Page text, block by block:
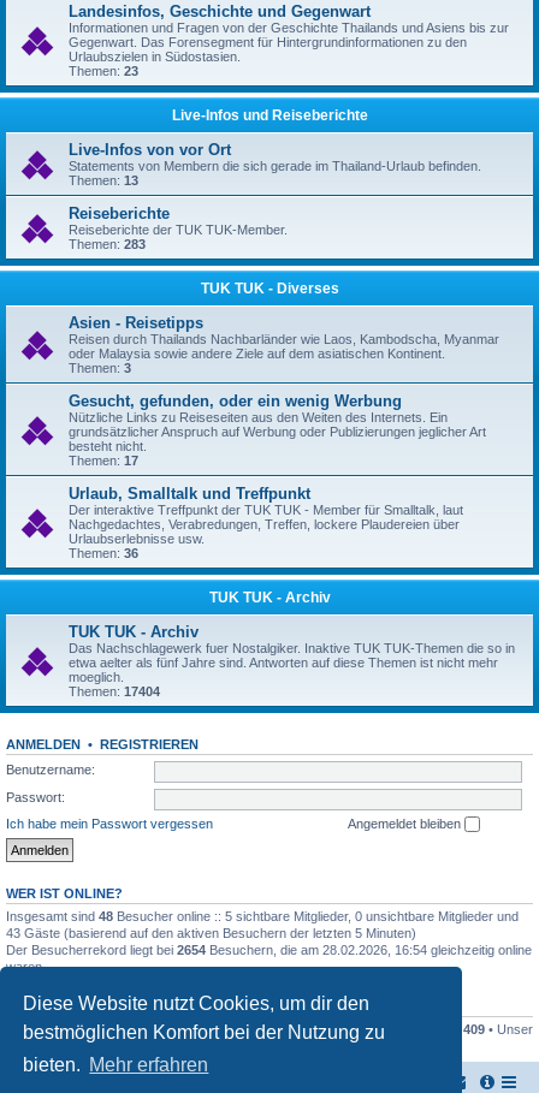
Diese Website nutzt Cookies, um dir den
bestmöglichen Komfort bei der Nutzung zu
bieten. Mehr erfahren
Landesinfos, Geschichte und Gegenwart
Informationen und Fragen von der Geschichte Thailands und Asiens bis zur
Gegenwart. Das Forensegment für Hintergrundinformationen zu den
Urlaubszielen in Südostasien.
Themen: 23
Live-Infos und Reiseberichte
Live-Infos von vor Ort
Statements von Membern die sich gerade im Thailand-Urlaub befinden.
Themen: 13
Reiseberichte
Reiseberichte der TUK TUK-Member.
Themen: 283
TUK TUK - Diverses
Asien - Reisetipps
Reisen durch Thailands Nachbarländer wie Laos, Kambodscha, Myanmar
oder Malaysia sowie andere Ziele auf dem asiatischen Kontinent.
Themen: 3
Gesucht, gefunden, oder ein wenig Werbung
Nützliche Links zu Reiseseiten aus den Weiten des Internets. Ein
grundsätzlicher Anspruch auf Werbung oder Publizierungen jeglicher Art
besteht nicht.
Themen: 17
Urlaub, Smalltalk und Treffpunkt
Der interaktive Treffpunkt der TUK TUK - Member für Smalltalk, laut
Nachgedachtes, Verabredungen, Treffen, lockere Plaudereien über
Urlaubserlebnisse usw.
Themen: 36
TUK TUK - Archiv
TUK TUK - Archiv
Das Nachschlagewerk fuer Nostalgiker. Inaktive TUK TUK-Themen die so in
etwa aelter als fünf Jahre sind. Antworten auf diese Themen ist nicht mehr
moeglich.
Themen: 17404
ANMELDEN • REGISTRIEREN
Benutzername:
Passwort:
Ich habe mein Passwort vergessen
Angemeldet bleiben
WER IST ONLINE?
Insgesamt sind 48 Besucher online :: 5 sichtbare Mitglieder, 0 unsichtbare Mitglieder und
43 Gäste (basierend auf den aktiven Besuchern der letzten 5 Minuten)
Der Besucherrekord liegt bei 2654 Besuchern, die am 28.02.2026, 16:54 gleichzeitig online
waren.
STATISTIK
Beiträge insgesamt161446• Themen insgesamt17948• Mitglieder insgesamt 409 • Unser
neuestes Mitglied: